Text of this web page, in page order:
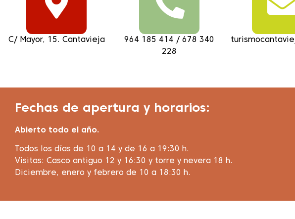
C/ Mayor, 15. Cantavieja
964 185 414 / 678 340
228
Fechas de apertura y horarios:
Abierto todo el año.
Todos los días de 10 a 14 y de 16 a 19:30 h.
Visitas: Casco antiguo 12 y 16:30 y torre y nevera 18 h.
Diciembre, enero y febrero de 10 a 18:30 h.